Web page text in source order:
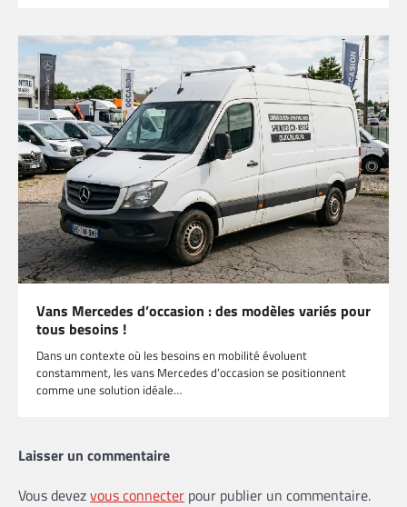
Vans Mercedes d’occasion : des modèles variés pour
tous besoins !
Dans un contexte où les besoins en mobilité évoluent
constamment, les vans Mercedes d’occasion se positionnent
comme une solution idéale…
Laisser un commentaire
Vous devezvous connecter pour publier un commentaire.